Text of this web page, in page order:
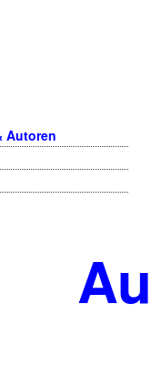
Autoren